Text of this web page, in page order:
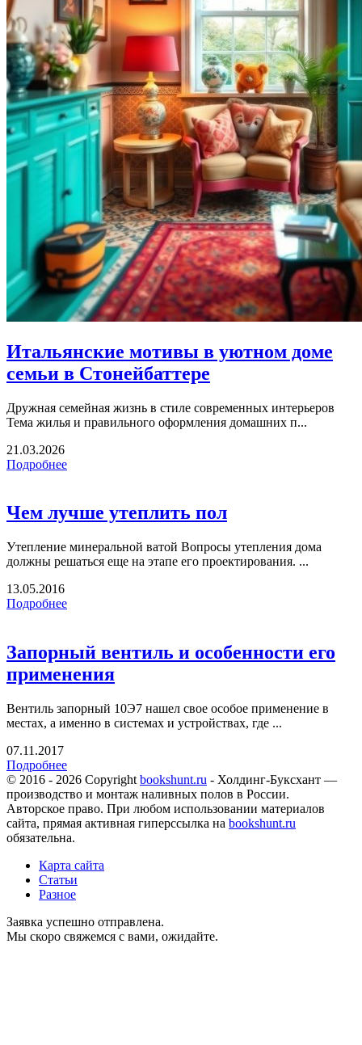
Итальянские мотивы в уютном доме
семьи в Стонейбаттере
Дружная семейная жизнь в стиле современных интерьеров
Тема жилья и правильного оформления домашних п...
21.03.2026
Подробнее
Чем лучше утеплить пол
Утепление минеральной ватой Вопросы утепления дома
должны решаться еще на этапе его проектирования. ...
13.05.2016
Подробнее
Запорный вентиль и особенности его
применения
Вентиль запорный 10Э7 нашел свое особое применение в
местах, а именно в системах и устройствах, где ...
07.11.2017
Подробнее
© 2016 - 2026 Copyright bookshunt.ru - Холдинг-Буксхант —
производство и монтаж наливных полов в России.
Авторское право. При любом использовании материалов
сайта, прямая активная гиперссылка на bookshunt.ru
обязательна.
Карта сайта
Статьи
Разное
Заявка успешно отправлена.
Мы скоро свяжемся с вами, ожидайте.